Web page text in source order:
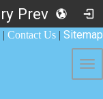
Graduate Institute of Injury Prevention and Control
| Contact Us | Sitemap